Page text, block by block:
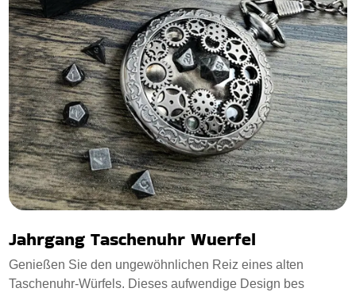
Jahrgang Taschenuhr Wuerfel
Genießen Sie den ungewöhnlichen Reiz eines alten
Taschenuhr-Würfels. Dieses aufwendige Design bes